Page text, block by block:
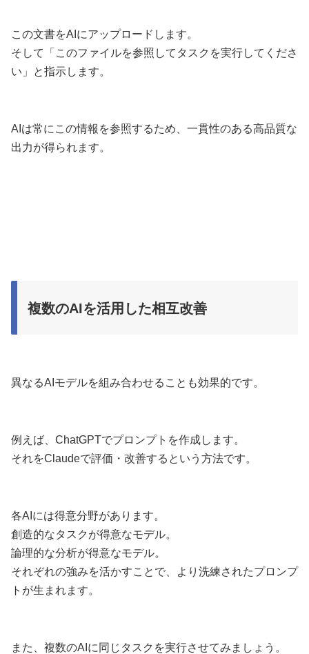
この文書をAIにアップロードします。
そして「このファイルを参照してタスクを実行してくださ
い」と指示します。
AIは常にこの情報を参照するため、一貫性のある高品質な
出力が得られます。
複数のAIを活用した相互改善
異なるAIモデルを組み合わせることも効果的です。
例えば、ChatGPTでプロンプトを作成します。
それをClaudeで評価・改善するという方法です。
各AIには得意分野があります。
創造的なタスクが得意なモデル。
論理的な分析が得意なモデル。
それぞれの強みを活かすことで、より洗練されたプロンプ
トが生まれます。
また、複数のAIに同じタスクを実行させてみましょう。